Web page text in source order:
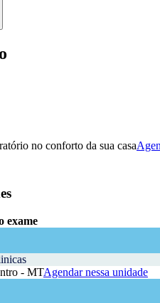
no conforto da sua casa
exame
- MTAgendar nessa unidade